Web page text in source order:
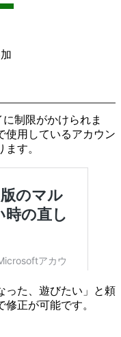
制限がかけられま
使用しているアカウン
す。
った、遊びたい」と頼
正が可能です。